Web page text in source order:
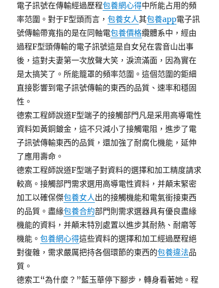
電子訊號在傳輸經過歷程包養網心得中所能占用的頻
率范圍。對于F型頭而言，包養女人其包養app電子訊
號傳輸帶寬指的是在同軸電包養價格纜體系中，經由
過程F型頭傳輸的電子訊號這是自女兒在雲音山出事
後，這對夫妻第一次放聲大笑，淚流滿面，因為實在
是太搞笑了。所能籠罩的頻率范圍。這個范圍的鉅細
直接影響到電子訊號傳輸的東西的品質、速率和穩固
性。
德索工程師說道F型端子的接觸部門凡是采用高導電性
資料如黃銅鍍金，這不只減小了接觸電阻，進步了電
子訊號傳輸東西的品質，還加強了耐腐化機能，延伸
了應用壽命。
德索工程師說道F型端子對資料的選擇和加工精度請求
較高。接觸部門需求選用高導電性資料，并顛末緊密
加工以確保傑包養女人出的接觸機能和電氣銜接東西
的品質。盡緣包養合約部門則需求選器具有優良盡緣
機能的資料，并顛末特別處置以進步其耐熱、耐磨等
機能。包養網心得這些資料的選擇和加工經過歷程絕
對復雜，需求嚴厲把持各個環節的東西的包養違法品
質。
德索工“為什麼？”藍玉華停下腳步，轉身看著她。程